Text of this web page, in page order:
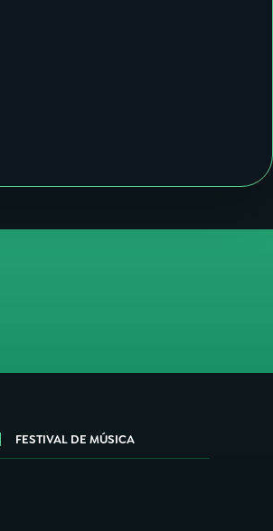
FESTIVAL DE MÚSICA